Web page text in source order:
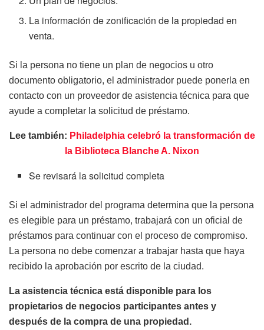
La información de zonificación de la propiedad en
venta.
Si la persona no tiene un plan de negocios u otro
documento obligatorio, el administrador puede ponerla en
contacto con un proveedor de asistencia técnica para que
ayude a completar la solicitud de préstamo.
Lee también: Philadelphia celebró la transformación de
la Biblioteca Blanche A. Nixon
Se revisará la solicitud completa
Si el administrador del programa determina que la persona
es elegible para un préstamo, trabajará con un oficial de
préstamos para continuar con el proceso de compromiso.
La persona no debe comenzar a trabajar hasta que haya
recibido la aprobación por escrito de la ciudad.
La asistencia técnica está disponible para los
propietarios de negocios participantes antes y
después de la compra de una propiedad.